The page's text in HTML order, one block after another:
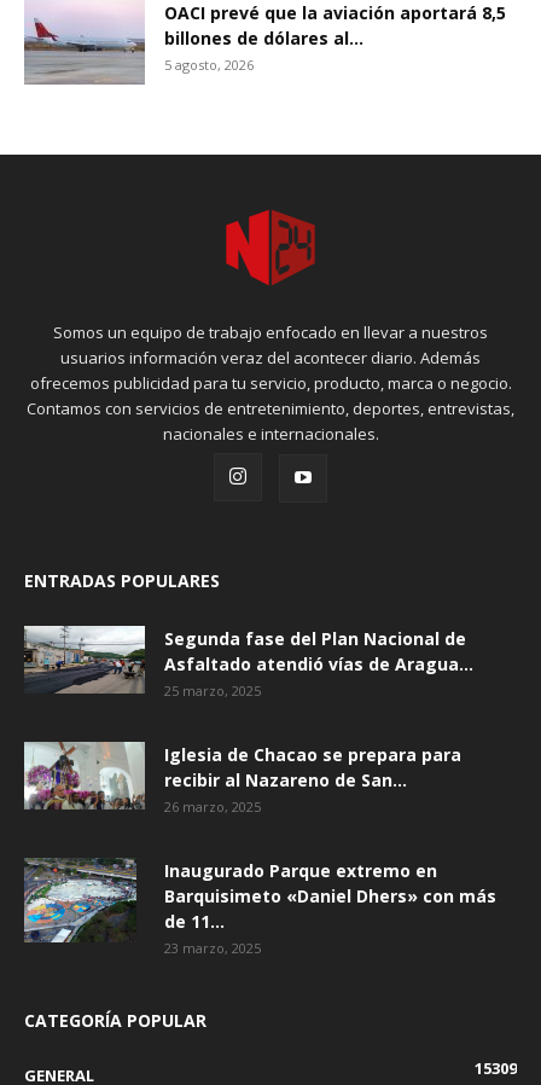
OACI prevé que la aviación aportará 8,5
billones de dólares al...
5 agosto, 2026
Somos un equipo de trabajo enfocado en llevar a nuestros
usuarios información veraz del acontecer diario. Además
ofrecemos publicidad para tu servicio, producto, marca o negocio.
Contamos con servicios de entretenimiento, deportes, entrevistas,
nacionales e internacionales.
ENTRADAS POPULARES
Segunda fase del Plan Nacional de
Asfaltado atendió vías de Aragua...
25 marzo, 2025
Iglesia de Chacao se prepara para
recibir al Nazareno de San...
26 marzo, 2025
Inaugurado Parque extremo en
Barquisimeto «Daniel Dhers» con más
de 11...
23 marzo, 2025
CATEGORÍA POPULAR
GENERAL 15309